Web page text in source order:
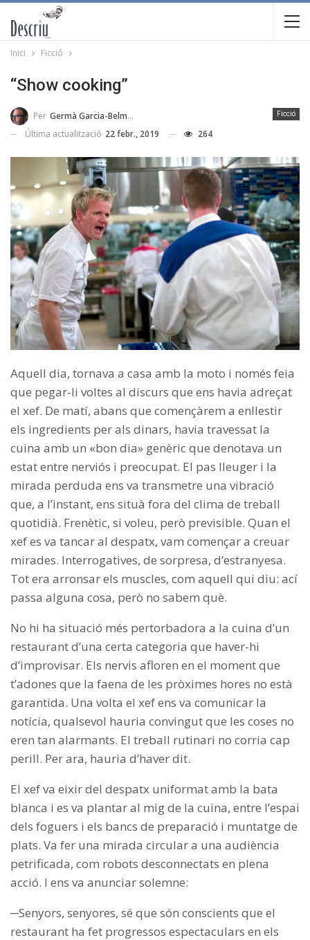
Inici Ficció
“Show cooking”
Ficció
Per Germà Garcia-Belmonte
Última actualització 22 febr., 2019 264
Aquell dia, tornava a casa amb la moto i només feia
que pegar-li voltes al discurs que ens havia adreçat
el xef. De matí, abans que començàrem a enllestir
els ingredients per als dinars, havia travessat la
cuina amb un «bon dia» genèric que denotava un
estat entre nerviós i preocupat. El pas lleuger i la
mirada perduda ens va transmetre una vibració
que, a l’instant, ens situà fora del clima de treball
quotidià. Frenètic, si voleu, però previsible. Quan el
xef es va tancar al despatx, vam començar a creuar
mirades. Interrogatives, de sorpresa, d’estranyesa.
Tot era arronsar els muscles, com aquell qui diu: ací
passa alguna cosa, però no sabem què.
No hi ha situació més pertorbadora a la cuina d’un
restaurant d’una certa categoria que haver-hi
d’improvisar. Els nervis afloren en el moment que
t’adones que la faena de les pròximes hores no està
garantida. Una volta el xef ens va comunicar la
notícia, qualsevol hauria convingut que les coses no
eren tan alarmants. El treball rutinari no corria cap
perill. Per ara, hauria d’haver dit.
El xef va eixir del despatx uniformat amb la bata
blanca i es va plantar al mig de la cuina, entre l’espai
dels foguers i els bancs de preparació i muntatge de
plats. Va fer una mirada circular a una audiència
petrificada, com robots desconnectats en plena
acció. I ens va anunciar solemne:
─Senyors, senyores, sé que són conscients que el
restaurant ha fet progressos espectaculars en els